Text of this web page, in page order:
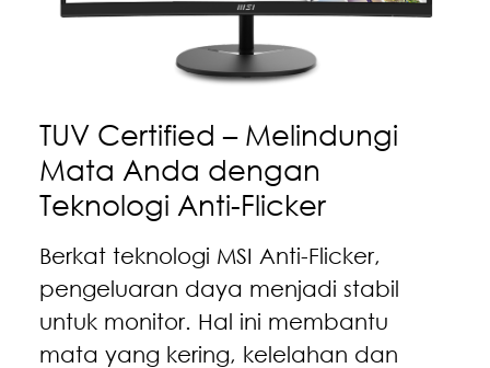
TUV Certified – Melindungi
Mata Anda dengan
Teknologi Anti-Flicker
Berkat teknologi MSI Anti-Flicker,
pengeluaran daya menjadi stabil
untuk monitor. Hal ini membantu
mata yang kering, kelelahan dan